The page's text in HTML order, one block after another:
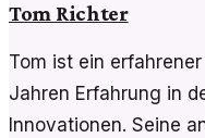
Tom Richter
Tom ist ein
Jahren Erfahrung in
Innovationen. Seine